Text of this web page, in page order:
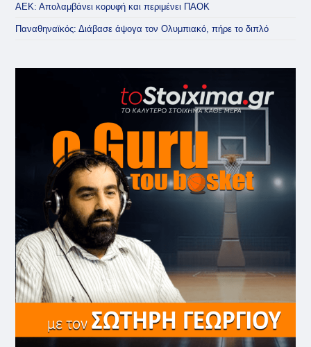
ΑΕΚ: Απολαμβάνει κορυφή και περιμένει ΠΑΟΚ
Παναθηναϊκός: Διάβασε άψογα τον Ολυμπιακό, πήρε το διπλό